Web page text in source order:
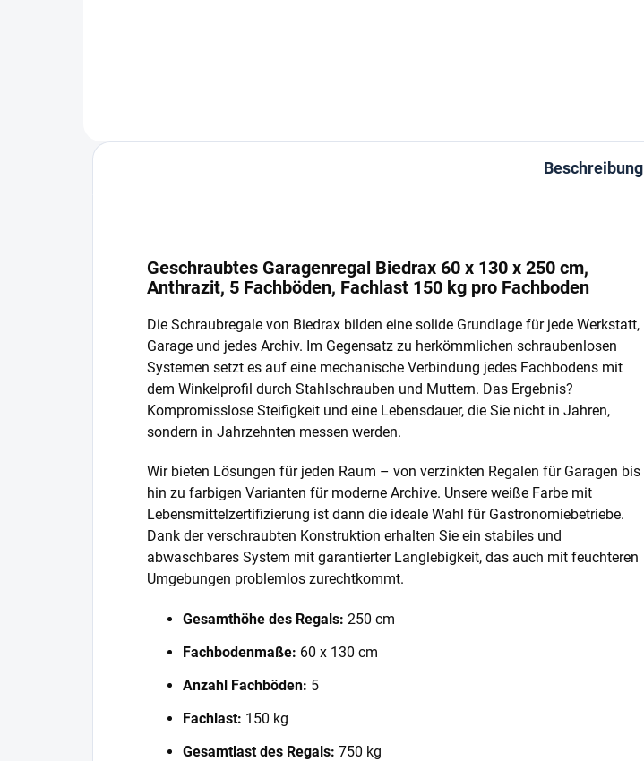
Beschreibung
Geschraubtes Garagenregal Biedrax 60 x 130 x 250 cm,
Anthrazit, 5 Fachböden, Fachlast 150 kg pro Fachboden
Die Schraubregale von Biedrax bilden eine solide Grundlage für jede Werkstatt,
Garage und jedes Archiv. Im Gegensatz zu herkömmlichen schraubenlosen
Systemen setzt es auf eine mechanische Verbindung jedes Fachbodens mit
dem Winkelprofil durch Stahlschrauben und Muttern. Das Ergebnis?
Kompromisslose Steifigkeit und eine Lebensdauer, die Sie nicht in Jahren,
sondern in Jahrzehnten messen werden.
Wir bieten Lösungen für jeden Raum – von verzinkten Regalen für Garagen bis
hin zu farbigen Varianten für moderne Archive. Unsere weiße Farbe mit
Lebensmittelzertifizierung ist dann die ideale Wahl für Gastronomiebetriebe.
Dank der verschraubten Konstruktion erhalten Sie ein stabiles und
abwaschbares System mit garantierter Langlebigkeit, das auch mit feuchteren
Umgebungen problemlos zurechtkommt.
Gesamthöhe des Regals: 250 cm
Fachbodenmaße: 60 x 130 cm
Anzahl Fachböden: 5
Fachlast: 150 kg
Gesamtlast des Regals: 750 kg